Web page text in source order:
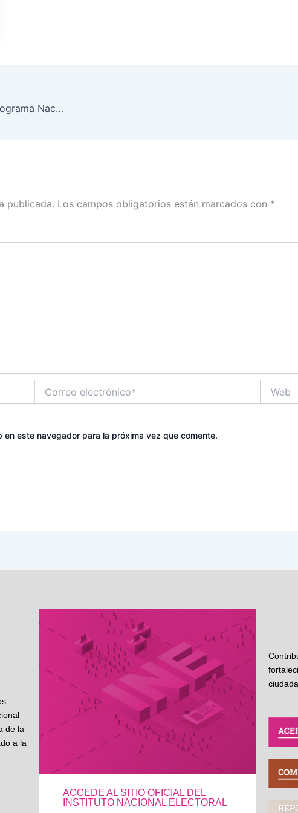
1er. Encuentro de la Comunidad de OSC del Programa Nacional de Impulso a la Participación Política de Mujeres (PNIPPM) a través de Organizaciones de la Sociedad Civil
publicada. Los campos obligatorios están marcados con *
electrónico*
este navegador para la próxima vez que comente.
de la
a la
ACCEDE AL SITIO OFICIAL DEL
INSTITUTO NACIONAL ELECTORAL